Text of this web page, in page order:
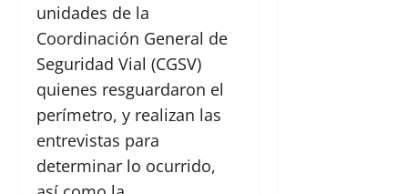
unidades de la
Coordinación General de
Seguridad Vial (CGSV)
quienes resguardaron el
perímetro, y realizan las
entrevistas para
determinar lo ocurrido,